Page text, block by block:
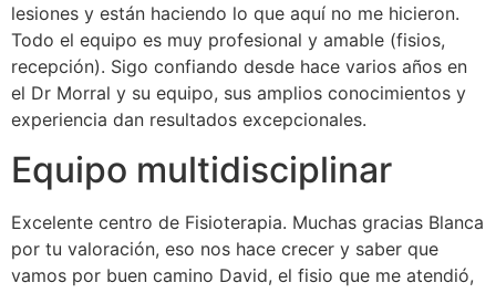
lesiones y están haciendo lo que aquí no me hicieron.
Todo el equipo es muy profesional y amable (fisios,
recepción). Sigo confiando desde hace varios años en
el Dr Morral y su equipo, sus amplios conocimientos y
experiencia dan resultados excepcionales.
Equipo multidisciplinar
Excelente centro de Fisioterapia. Muchas gracias Blanca
por tu valoración, eso nos hace crecer y saber que
vamos por buen camino David, el fisio que me atendió,